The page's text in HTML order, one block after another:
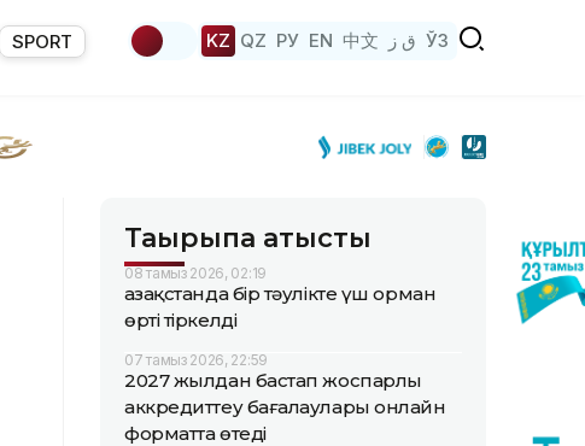
SPORT KZ QZ РУ EN 中文 ق ز ЎЗ
Тақырыпқа қатысты
08 тамыз 2026, 02:19
Қазақстанда бір тәулікте үш орман
өрті тіркелді
07 тамыз 2026, 22:59
2027 жылдан бастап жоспарлы
аккредиттеу бағалаулары онлайн
форматта өтеді